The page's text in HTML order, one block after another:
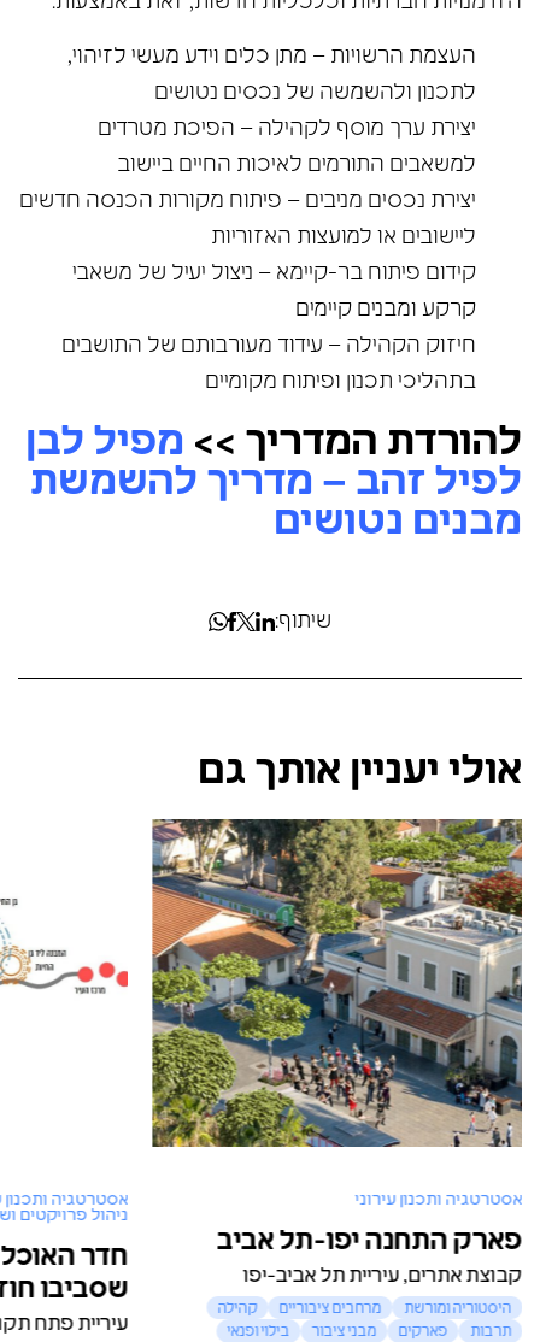
העצמת הרשויות – מתן כלים וידע מעשי לזיהוי,
לתכנון ולהשמשה של נכסים נטושים
יצירת ערך מוסף לקהילה – הפיכת מטרדים
למשאבים התורמים לאיכות החיים ביישוב
יצירת נכסים מניבים – פיתוח מקורות הכנסה חדשים
ליישובים או למועצות האזוריות
קידום פיתוח בר-קיימא – ניצול יעיל של משאבי
קרקע ומבנים קיימים
חיזוק הקהילה – עידוד מעורבותם של התושבים
בתהליכי תכנון ופיתוח מקומיים
להורדת המדריך >> מפיל לבן
לפיל זהב – מדריך להשמשת
מבנים נטושים
שיתוף:
אולי יעניין אותך גם
אסטרטגיה ותכנון עירוני
פארק התחנה יפו-תל אביב
קבוצת אתרים, עיריית תל אביב-יפו
היסטוריה ומורשת מרחבים ציבוריים
קהילה
תרבות
פארקים מבני ציבור בילוי ופנאי
אסטרטגיה ותכנון
ניהול פרויקטים
חדר
שסביבו
עיריית פתח